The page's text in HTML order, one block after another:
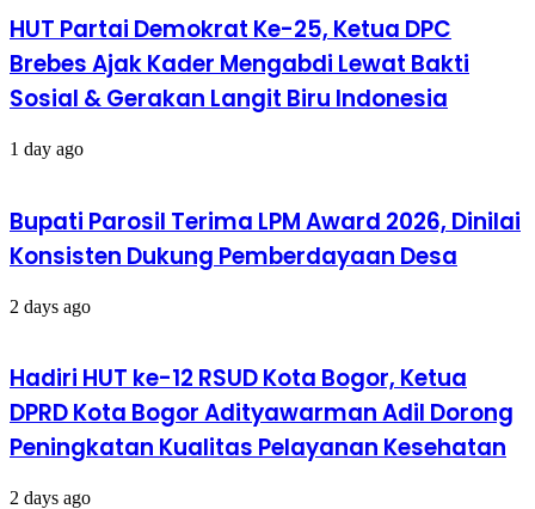
HUT Partai Demokrat Ke-25, Ketua DPC
Brebes Ajak Kader Mengabdi Lewat Bakti
Sosial & Gerakan Langit Biru Indonesia
1 day ago
Bupati Parosil Terima LPM Award 2026, Dinilai
Konsisten Dukung Pemberdayaan Desa
2 days ago
Hadiri HUT ke-12 RSUD Kota Bogor, Ketua
DPRD Kota Bogor Adityawarman Adil Dorong
Peningkatan Kualitas Pelayanan Kesehatan
2 days ago